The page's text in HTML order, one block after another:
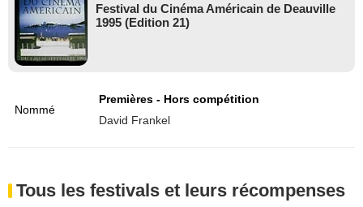
Festival du Cinéma Américain de Deauville
1995 (Edition 21)
Nommé
Premières - Hors compétition
David Frankel
Tous les festivals et leurs récompenses